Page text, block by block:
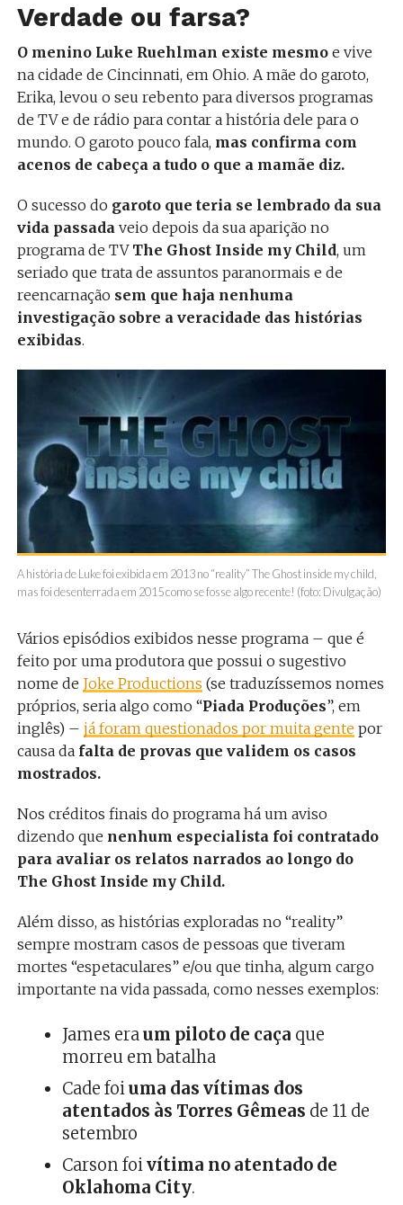
Verdade ou farsa?
O menino Luke Ruehlman existe mesmoe vive
na cidade de Cincinnati, em Ohio. A mãe do garoto,
Erika, levou o seu rebento para diversos programas
de TV e de rádio para contar a história dele para o
mundo. O garoto pouco fala, mas confirma com
acenos de cabeça a tudo o que a mamãe diz.
O sucesso do garoto que teria se lembrado da sua
vida passada veio depois da sua aparição no
programa de TV The Ghost Inside my Child, um
seriado que trata de assuntos paranormais e de
reencarnação sem que haja nenhuma
investigação sobre a veracidade das histórias
exibidas.
A história de Luke foi exibida em 2013 no “reality” The Ghost inside my child,
mas foi desenterrada em 2015 como se fosse algo recente! (foto: Divulgação)
Vários episódios exibidos nesse programa – que é
feito por uma produtora que possui o sugestivo
nome de Joke Productions (se traduzíssemos nomes
próprios, seria algo como “Piada Produções”, em
inglês) – já foram questionados por muita gentepor
causa da falta de provas que validem os casos
mostrados.
Nos créditos finais do programa há um aviso
dizendo que nenhum especialista foi contratado
para avaliar os relatos narrados ao longo do
The Ghost Inside my Child.
Além disso, as histórias exploradas no “reality”
sempre mostram casos de pessoas que tiveram
mortes “espetaculares” e/ou que tinha, algum cargo
importante na vida passada, como nesses exemplos:
James eraum piloto de caça que
morreu em batalha
Cade foiuma das vítimas dos
atentados às Torres Gêmeas de 11 de
setembro
Carson foivítima no atentado de
Oklahoma City.